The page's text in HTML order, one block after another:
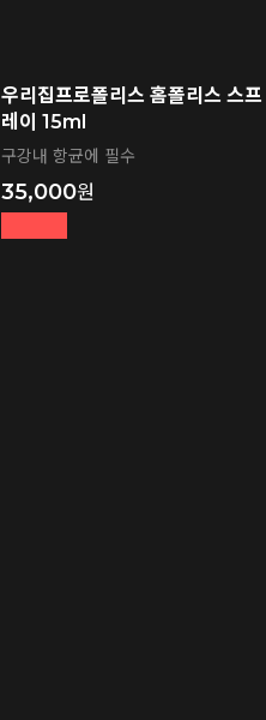
우리집프로폴리스 홈폴리스 스프
레이 15ml
구강내 항균에 필수
35,000